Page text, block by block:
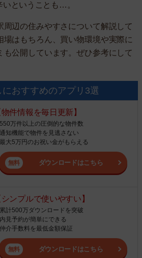
ということも…。
周辺の住みやすさについて解説して
場はもちろん、買い物環境や実際に
も公開しています。ぜひ参考にして
おすすめのアプリ3選
物件情報を毎日更新】
550万件以上の圧倒的な物件数
通知機能で物件を見逃さない
最大5万円のお祝い金がもらえる
ダウンロードはこちら
シンプルで使いやすい】
累計500万ダウンロードを突破
内見予約が簡単にできる
仲介手数料を最低金額保証
ダウンロードはこちら